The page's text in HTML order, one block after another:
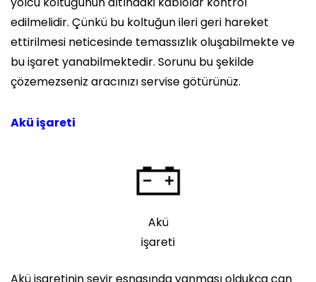
edilmelidir. Çünkü bu koltuğun ileri geri hareket
ettirilmesi neticesinde temassızlık oluşabilmekte ve
bu işaret yanabilmektedir. Sorunu bu şekilde
çözemezseniz aracınızı servise götürünüz.
Akü işareti
Akü
işareti
Akü işaretinin seyir esnasında yanması oldukça can